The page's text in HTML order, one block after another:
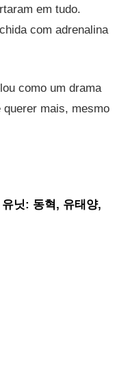
em tudo.
com adrenalina
como um drama
mais, mesmo
닛: 동혁, 유태양,